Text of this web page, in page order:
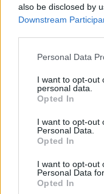
also be disclosed by
Downstream
Personal Data
I want to opt-out
personal data.
Opted In
I want to opt-out
Personal Data.
Opted In
I want to opt-out
Personal Data
Opted In